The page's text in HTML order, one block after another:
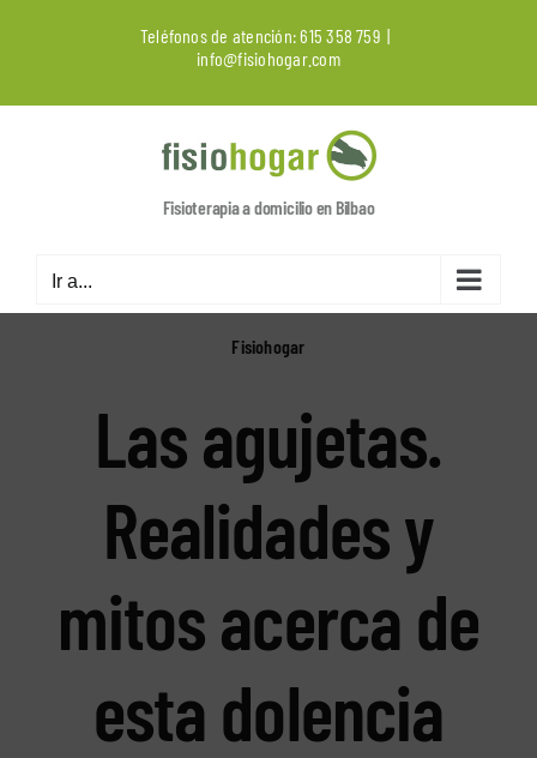
Teléfonos de atención:615 358 759 |
info@fisiohogar.com
Fisioterapia a domicilio en Bilbao
Ir a...
Fisiohogar
Las agujetas.
Realidades y
mitos acerca de
esta dolencia